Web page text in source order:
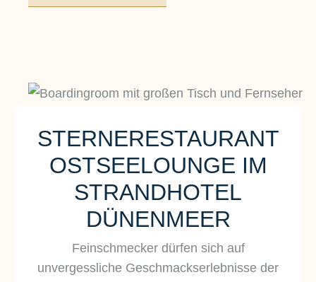
FISCHLAND BAR & LOUNGE
Nachmittags hausgemachter Kuchen, abends
Cocktails und Drinks. In der Lounge
gegenüber chillen, Freunde treffen, neue
Leute kennenlernen, Sport schauen, mit den
Kindern spielen oder sich ein Buch aus der
Bibliothek schnappen. Ein entspannter Ort,
STERNERESTAURANT
OSTSEELOUNGE IM
STRANDHOTEL
DÜNENMEER
Feinschmecker dürfen sich auf
unvergessliche Geschmackserlebnisse der